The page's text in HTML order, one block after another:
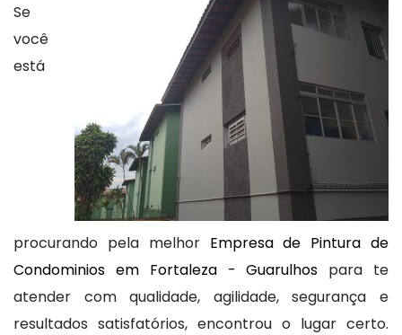
Se
você
está
procurando pela melhor Empresa de Pintura de
Condominios em Fortaleza - Guarulhos para te
atender com qualidade, agilidade, segurança e
resultados satisfatórios, encontrou o lugar certo.